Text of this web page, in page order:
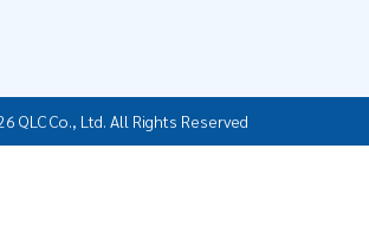
QLC Co., Ltd. All Rights Reserved